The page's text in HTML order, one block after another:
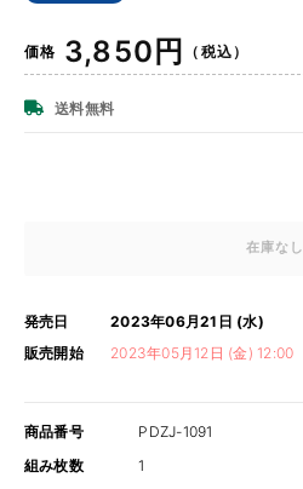
通
常
価
価格 3,850円 （税込）
送料無料
在庫なし
発売日
2023年06月21日 (水)
販売開始
2023年05月12日 (金) 12:00
商品番号
PDZJ-1091
組み枚数
1